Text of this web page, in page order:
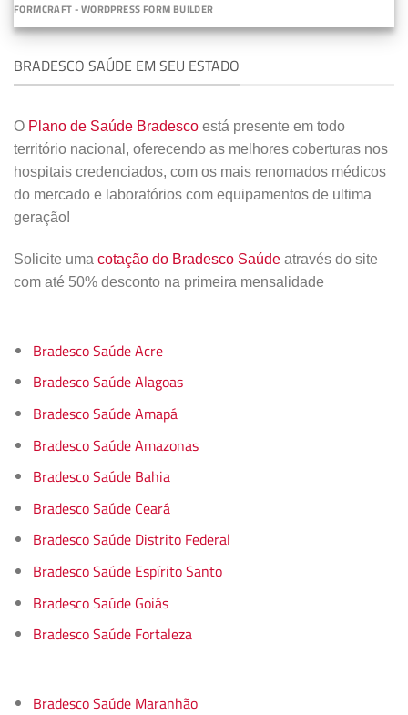
FORMCRAFT - WORDPRESS FORM BUILDER
BRADESCO SAÚDE EM SEU ESTADO
O Plano de Saúde Bradesco está presente em todo
território nacional, oferecendo as melhores coberturas nos
hospitais credenciados, com os mais renomados médicos
do mercado e laboratórios com equipamentos de ultima
geração!
Solicite uma cotação do Bradesco Saúde através do site
com até 50% desconto na primeira mensalidade
Bradesco Saúde Acre
Bradesco Saúde Alagoas
Bradesco Saúde Amapá
Bradesco Saúde Amazonas
Bradesco Saúde Bahia
Bradesco Saúde Ceará
Bradesco Saúde Distrito Federal
Bradesco Saúde Espírito Santo
Bradesco Saúde Goiás
Bradesco Saúde Fortaleza
Bradesco Saúde Maranhão